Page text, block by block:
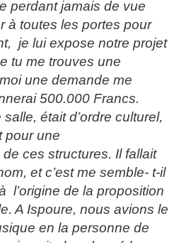
perdant jamais de vue
à toutes les portes pour
je lui expose notre projet
tu me trouves une
une demande me
500.000 Francs.
était d’ordre culturel,
pour une
ces structures. Il fallait
et c’est me semble- t-il
l’origine de la proposition
A Ispoure, nous avions le
en la personne de